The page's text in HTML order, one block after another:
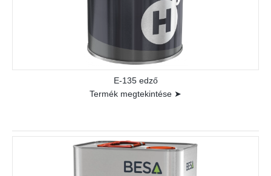
E-135 edző
Termék megtekintése ➤